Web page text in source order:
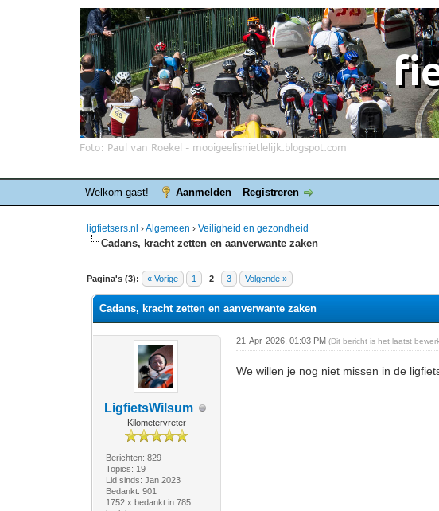
Welkom gast! Aanmelden Registreren
ligfietsers.nl ›Algemeen ›Veiligheid en gezondheid
Cadans, kracht zetten en aanverwante zaken
Pagina's (3): « Vorige 1 2 3 Volgende »
0 stemmen - gemiddelde waardering is 0
1
2
3
4
5
Cadans, kracht zetten en aanverwante zaken
LigfietsWilsum
Kilometervreter
Berichten: 829
Topics: 19
Lid sinds: Jan 2023
Bedankt: 901
1752 x bedankt in 785
21-Apr-2026, 01:03 PM(Dit bericht is het laatst
We willen je nog niet missen in de